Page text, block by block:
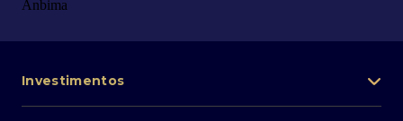
Investimentos